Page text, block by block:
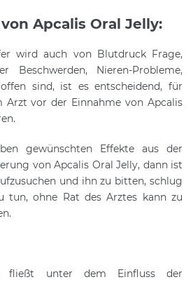
Apcalis Oral Jelly:
wird auch von Blutdruck Frage,
Beschwerden, Nieren-Probleme,
sind, ist es entscheidend, für
Arzt vor der Einnahme von Apcalis
gewünschten Effekte aus der
von Apcalis Oral Jelly, dann ist
und ihn zu bitten, schlug
tun, ohne Rat des Arztes kann zu
fließt unter dem Einfluss der